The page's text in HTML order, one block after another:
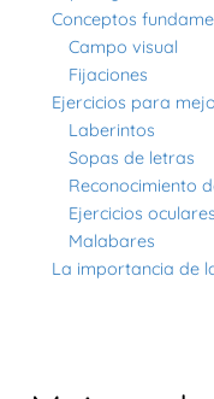
Conceptos
Campo visual
Fijaciones
Ejercicios para
Laberintos
Sopas de letras
Reconocimiento
Ejercicios oculares
Malabares
La importancia de